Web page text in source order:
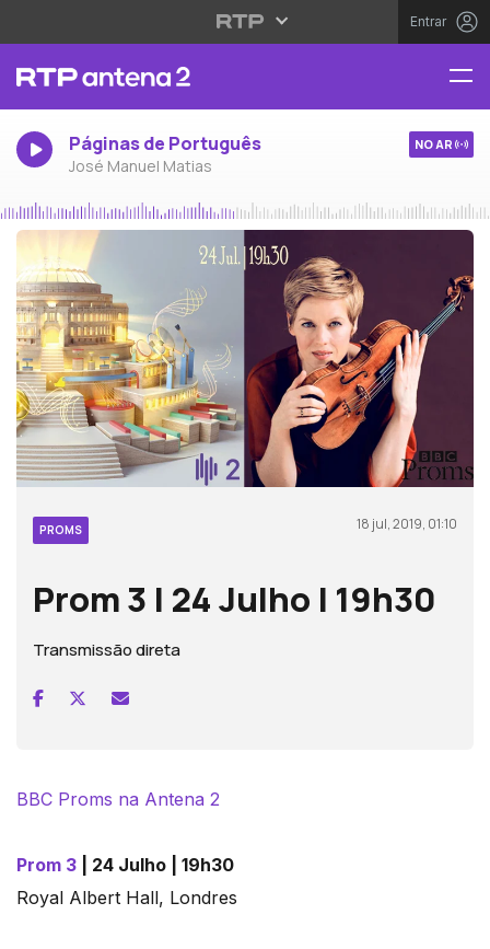
Entrar
Páginas de Português
José Manuel Matias
NO AR
PROMS 18 jul, 2019, 01:10
Prom 3 | 24 Julho | 19h30
Transmissão direta
BBC Proms na Antena 2
Prom 3 | 24 Julho | 19h30
Royal Albert Hall, Londres